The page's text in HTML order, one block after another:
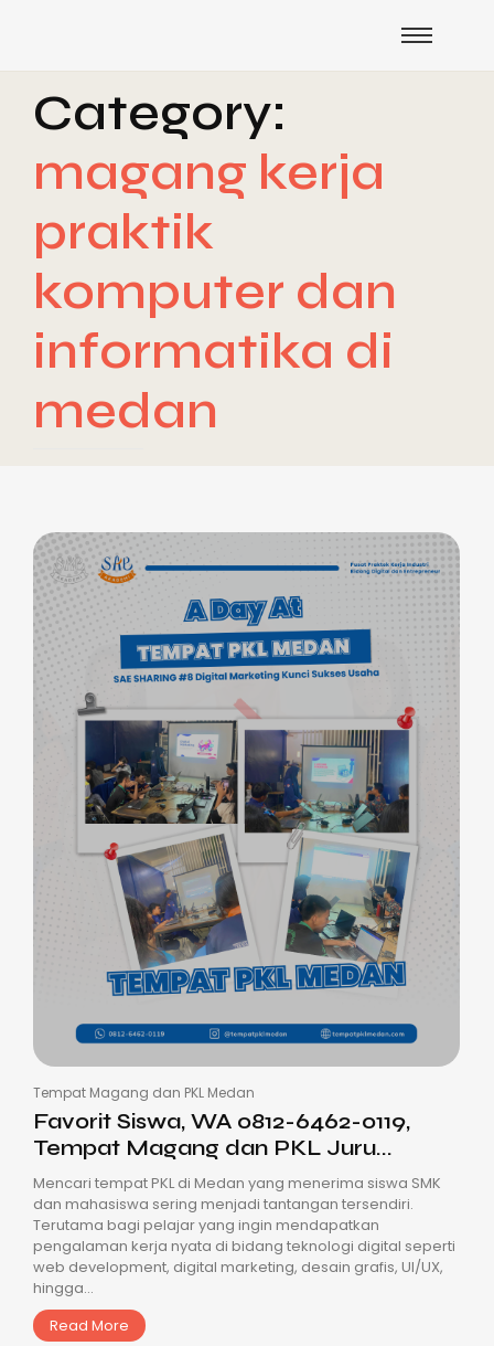
Category:
magang kerja
praktik
komputer dan
informatika di
medan
Tempat Magang dan PKL Medan
Favorit Siswa, WA 0812-6462-0119,
Tempat Magang dan PKL Juru...
Mencari tempat PKL di Medan yang menerima siswa SMK
dan mahasiswa sering menjadi tantangan tersendiri.
Terutama bagi pelajar yang ingin mendapatkan
pengalaman kerja nyata di bidang teknologi digital seperti
web development, digital marketing, desain grafis, UI/UX,
hingga...
Read More